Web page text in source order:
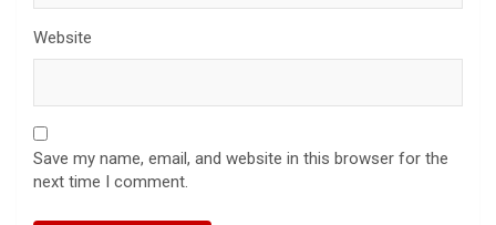
Website
Save my name, email, and website in this browser for the
next time I comment.